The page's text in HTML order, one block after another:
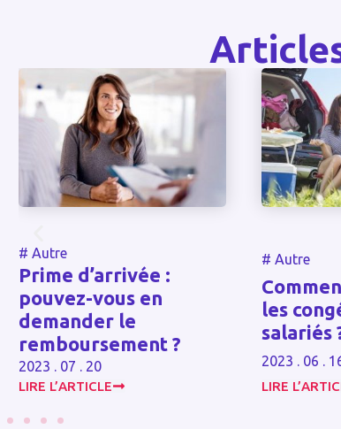
# Autre
Prime d’arrivée :
pouvez-vous en
demander le
remboursement ?
2023 . 07 . 20
LIRE L’ARTICLE
# Autre
les
salariés
2023 . 06 .
LIRE